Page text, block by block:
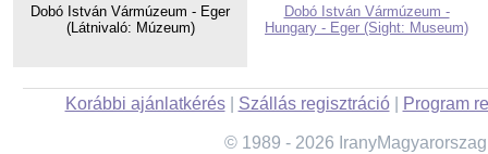
Dobó István Vármúzeum - Eger
(Látnivaló: Múzeum)
Dobó István Vármúzeum -
Hungary - Eger (Sight: Museum)
Korábbi ajánlatkérés| Szállás regisztráció| Program
© 1989 - 2026